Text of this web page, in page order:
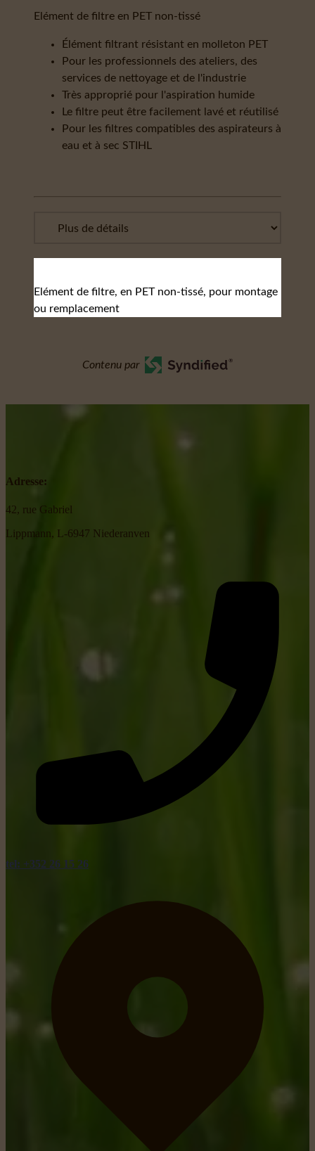
Elément de filtre en PET non-tissé
Élément filtrant résistant en molleton PET
Pour les professionnels des ateliers, des
services de nettoyage et de l'industrie
Très approprié pour l'aspiration humide
Le filtre peut être facilement lavé et réutilisé
Pour les filtres compatibles des aspirateurs à
eau et à sec STIHL
Elément de filtre, en PET non-tissé, pour montage
ou remplacement
Contenu par
Adresse:
42, rue Gabriel
Lippmann, L-6947 Niederanven
tel: +352 26 15 26